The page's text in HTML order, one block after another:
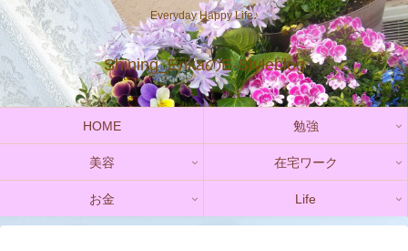
Everyday Happy Life♪
Shining_ErikaのE-Styleblog
HOME 勉強
美容 在宅ワーク
お金 Life